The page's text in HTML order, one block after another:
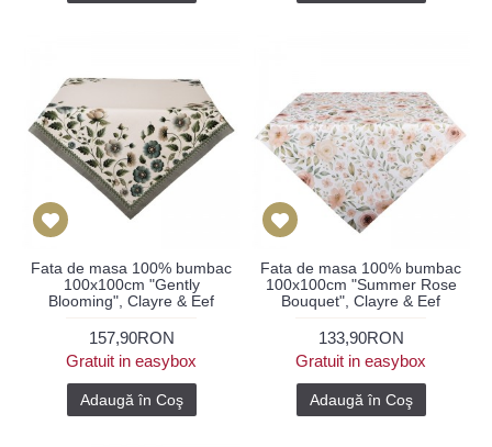
Fata de masa 100% bumbac
100x100cm "Gently
Blooming", Clayre & Eef
157,90RON
Gratuit in easybox
Adaugă în Coş
Fata de masa 100% bumbac
100x100cm "Summer Rose
Bouquet", Clayre & Eef
133,90RON
Gratuit in easybox
Adaugă în Coş